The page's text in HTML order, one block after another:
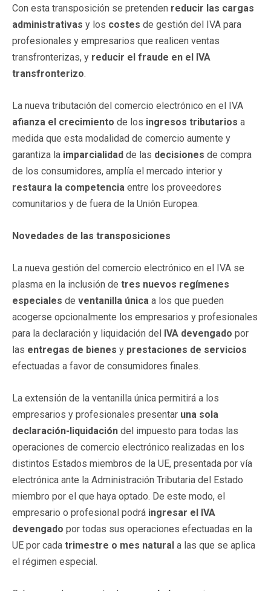
Con esta transposición se pretenden reducir las cargas
administrativas y los costes de gestión del IVA para
profesionales y empresarios que realicen ventas
transfronterizas, y reducir el fraude en el IVA
transfronterizo.
La nueva tributación del comercio electrónico en el IVA
afianza el crecimiento de los ingresos tributarios a
medida que esta modalidad de comercio aumente y
garantiza la imparcialidad de las decisiones de compra
de los consumidores, amplía el mercado interior y
restaura la competencia entre los proveedores
comunitarios y de fuera de la Unión Europea.
Novedades de las transposiciones
La nueva gestión del comercio electrónico en el IVA se
plasma en la inclusión de tres nuevos regímenes
especiales de ventanilla única a los que pueden
acogerse opcionalmente los empresarios y profesionales
para la declaración y liquidación del IVA devengado por
las entregas de bienes y prestaciones de servicios
efectuadas a favor de consumidores finales.
La extensión de la ventanilla única permitirá a los
empresarios y profesionales presentar una sola
declaración-liquidación del impuesto para todas las
operaciones de comercio electrónico realizadas en los
distintos Estados miembros de la UE, presentada por vía
electrónica ante la Administración Tributaria del Estado
miembro por el que haya optado. De este modo, el
empresario o profesional podrá ingresar el IVA
devengado por todas sus operaciones efectuadas en la
UE por cada trimestre o mes natural a las que se aplica
el régimen especial.